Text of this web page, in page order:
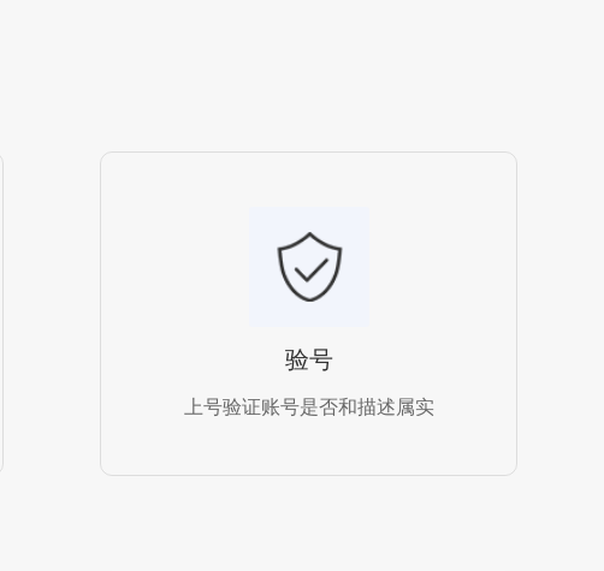
验号
上号验证账号是否和描述属实